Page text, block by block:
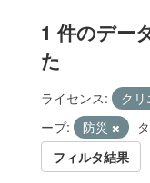
1 件のデー
た
ライセンス: ク
ープ:
防災
フィルタ結果